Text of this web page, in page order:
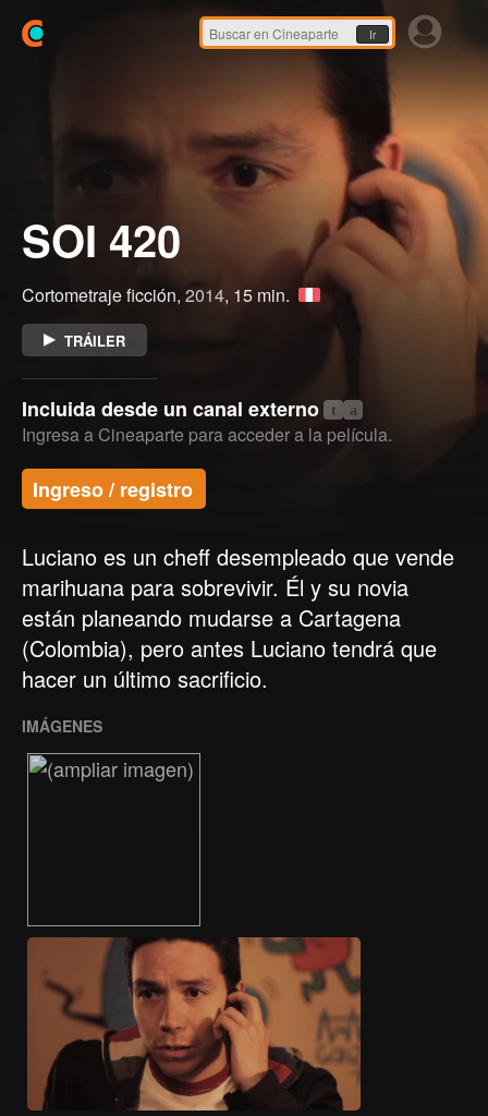
Ir
SOI 420
Cortometraje ficción, 2014, 15 min.
TRÁILER
Incluida desde un canal externo t a
Ingresa a Cineaparte para acceder a la película.
Ingreso / registro
Luciano es un cheff desempleado que vende
marihuana para sobrevivir. Él y su novia
están planeando mudarse a Cartagena
(Colombia), pero antes Luciano tendrá que
hacer un último sacrificio.
IMÁGENES